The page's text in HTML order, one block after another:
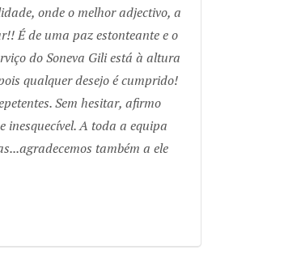
onde o melhor adjectivo, a
É de uma paz estonteante e o
do Soneva Gili está à altura
qualquer desejo é cumprido!
Sem hesitar, afirmo
inesquecível. A toda a equipa
também a ele